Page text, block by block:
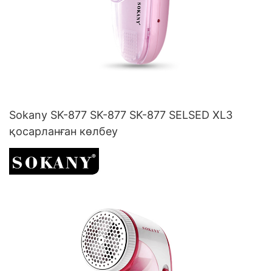
Sokany SK-877 SK-877 SK-877 SELSED XL3
қосарланған көлбеу